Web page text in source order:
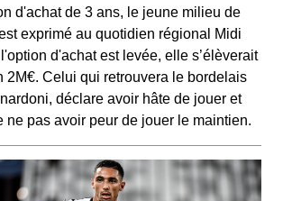
d'achat de 3 ans, le jeune milieu de
exprimé au quotidien régional Midi
d'achat est levée, elle s’élèverait
2M€. Celui qui retrouvera le bordelais
déclare avoir hâte de jouer et
ne pas avoir peur de jouer le maintien.